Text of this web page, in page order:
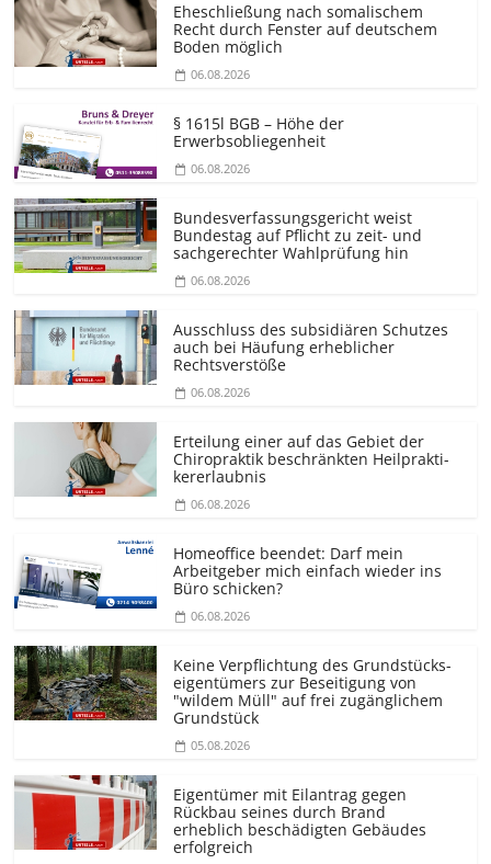
Eheschließung nach somalischem
Recht durch Fenster auf deutschem
Boden möglich
06.08.2026
§ 1615l BGB – Höhe der
Erwerbsobliegenheit
06.08.2026
Bundesver­fassungsgericht weist
Bundestag auf Pflicht zu zeit- und
sachgerechter Wahlprüfung hin
06.08.2026
Ausschluss des subsidiären Schutzes
auch bei Häufung erheblicher
Rechtsverstöße
06.08.2026
Erteilung einer auf das Gebiet der
Chiropraktik beschränkten Heilprakti­
kererlaubnis
06.08.2026
Homeoffice beendet: Darf mein
Arbeitgeber mich einfach wieder ins
Büro schicken?
06.08.2026
Keine Verpflichtung des Grundstücks­
eigentümers zur Beseitigung von
"wildem Müll" auf frei zugänglichem
Grundstück
05.08.2026
Eigentümer mit Eilantrag gegen
Rückbau seines durch Brand
erheblich beschädigten Gebäudes
erfolgreich